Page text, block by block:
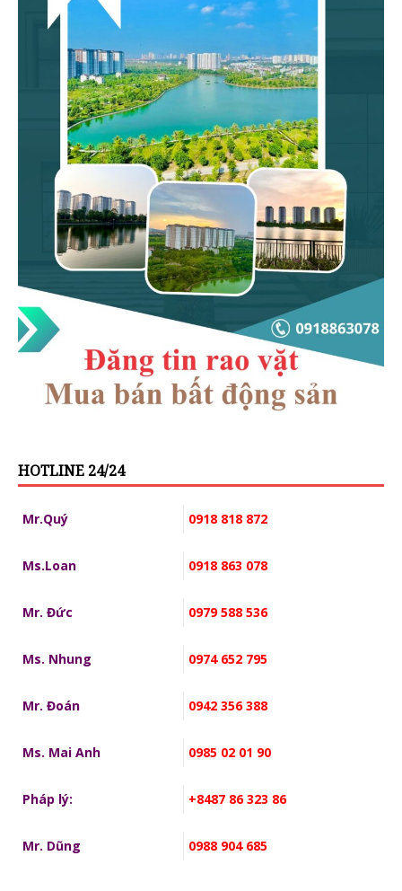
HOTLINE 24/24
Mr.Quý 0918 818 872
Ms.Loan 0918 863 078
Mr. Đức 0979 588 536
Ms. Nhung 0974 652 795
Mr. Đoán 0942 356 388
Ms. Mai Anh 0985 02 01 90
Pháp lý: +8487 86 323 86
Mr. Dũng 0988 904 685